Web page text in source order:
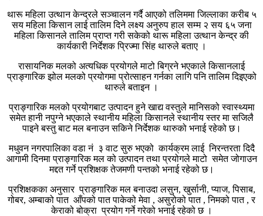
थारू महिला उत्थान केन्द्रले सञ्चालन गर्दै आएको तलिममा जिल्लाका करीब ५
सय महिला किसान लाई तालिम दिने लक्ष्य अनुरुप हाल सम्म २ सय ६५ जना
महिला किसानले तालिम प्राप्त गरी सकेको थारू महिला उत्थान केन्द्र की
कार्यकारी निर्देशक प्रिज्मा सिंह थारुले बताए ।
रासायनिक मलको अत्यधिक प्रयोगले माटो बिग्रने भएकाले किसानलाई
प्राङ्गारिक झोल मलको प्रयोगमा प्रोत्साहन गर्नका लागि पनि तालिम दिइएको
थारुले बताइन ।
प्राङ्गारिक मलको प्रयोगबाट उत्पादन हुने खाद्य वस्तुले मानिसको स्वास्थ्यमा
समेत हानी नपुग्ने भएकाले स्थानीय महिला किसानले स्थानीय स्तर मा सजिलै
पाइने बस्तु बाट मल बनाउन सकिने निर्देशक थारुको भनाई रहेको छ।
मधुवन नगरपालिका वडा नं ३ वाट सुरु भएको कार्यक्रम लाई निरन्तरता दिदै
आगामी दिनमा प्राङ्गारिक मल को उत्पादन तथा प्रयोगले माटो समेत जोगाउन
मद्दत गर्ने प्रशिक्षक तेजमणी पन्तको भनाई रहेको छ।
प्रशिक्षकका अनुसार प्राङ्गारिक मल बनाउदा लसुन, खुर्सानी, प्याज, पिसाब,
गोबर, अम्बाको पात आँपको पात पाकेको मेवा , असुरोको पात , निमको पात , र
केराको बोक्रा प्रयोग गर्ने गरेको भनाई रहेको छ ।